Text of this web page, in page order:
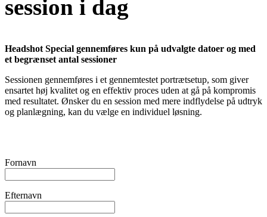
session i dag
Headshot Special gennemføres kun på udvalgte datoer og med
et begrænset antal sessioner
Sessionen gennemføres i et gennemtestet portrætsetup, som giver
ensartet høj kvalitet og en effektiv proces uden at gå på kompromis
med resultatet. Ønsker du en session med mere indflydelse på udtryk
og planlægning, kan du vælge en individuel løsning.
Fornavn
Efternavn